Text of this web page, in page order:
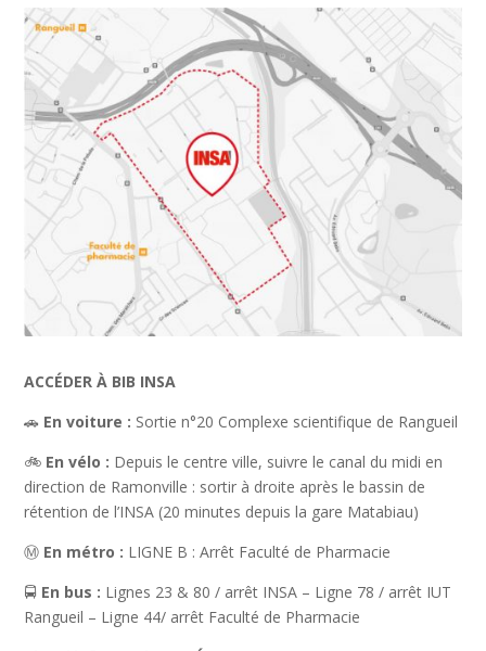
ACCÉDER À BIB INSA
🚗 En voiture : Sortie n°20 Complexe scientifique de Rangueil
🚲 En vélo : Depuis le centre ville, suivre le canal du midi en
direction de Ramonville : sortir à droite après le bassin de
rétention de l’INSA (20 minutes depuis la gare Matabiau)
Ⓜ️ En métro : LIGNE B : Arrêt Faculté de Pharmacie
🚍 En bus : Lignes 23 & 80 / arrêt INSA – Ligne 78 / arrêt IUT
Rangueil – Ligne 44/ arrêt Faculté de Pharmacie